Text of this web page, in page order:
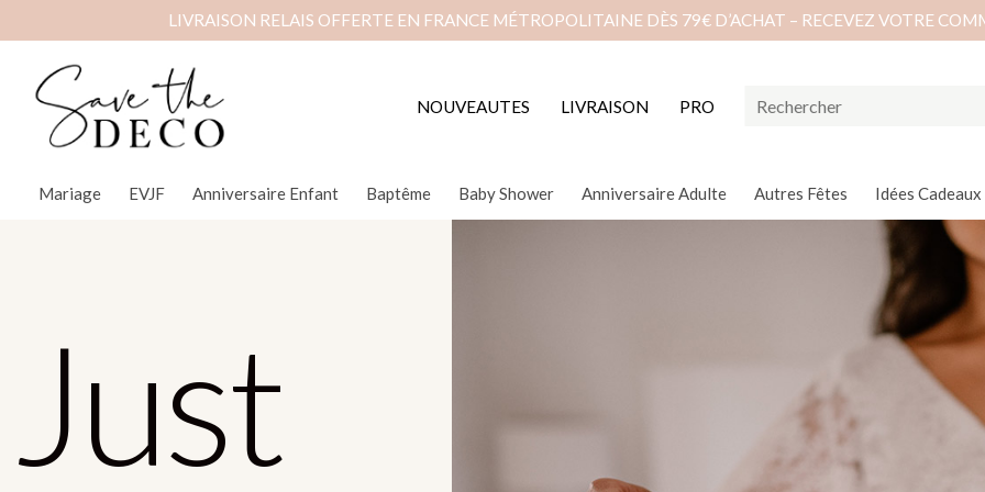
LIVRAISON RELAIS OFFERTE EN FRANCE MÉTROPOLITAINE DÈS 79€ D’ACHAT – RECEVEZ VOTRE
NOUVEAUTES LIVRAISON PRO
Mariage EVJF Anniversaire Enfant Baptême Baby Shower Anniversaire Adulte Autres Fêtes Idées Cadeaux
Just